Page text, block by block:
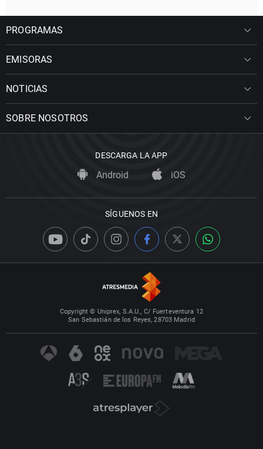
PROGRAMAS
EMISORAS
NOTICIAS
SOBRE NOSOTROS
DESCARGA LA APP
Android iOS
SÍGUENOS EN
Copyright © Uniprex, S.A.U., C/ Fuerteventura 12
San Sebastián de los Reyes, 28703 Madrid